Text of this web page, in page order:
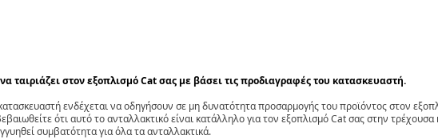
ταιριάζει στον εξοπλισμό Cat σας με βάσει τις προδιαγραφές του κατασκευαστή.
ενδέχεται να οδηγήσουν σε μη δυνατότητα προσαρμογής του προϊόντος στον
ότι αυτό το ανταλλακτικό είναι κατάλληλο για τον εξοπλισμό Cat σας στην τρέχουσα
συμβατότητα για όλα τα ανταλλακτικά.